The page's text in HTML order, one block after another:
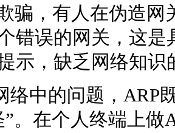
骗，有人在伪造
错误的网关，这
示，缺乏网络知
络中的问题，ARP
”。在个人终端上